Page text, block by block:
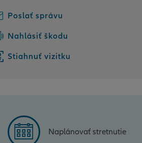
Poslať správu
Nahlásiť škodu
Stiahnuť vizitku
Naplánovať stretnutie